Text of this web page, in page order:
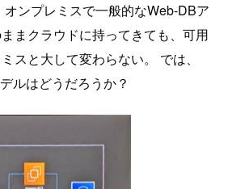
ンプレミスで一般的なWeb-DBア
まクラウドに持ってきても、可用
スと大して変わらない。 では、
ルはどうだろうか？